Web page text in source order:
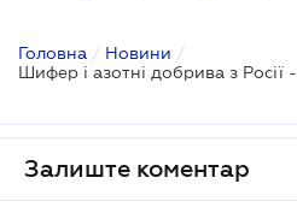
Головна / Новини /
Шифер і азотні добрива з Росії
Залиште коментар